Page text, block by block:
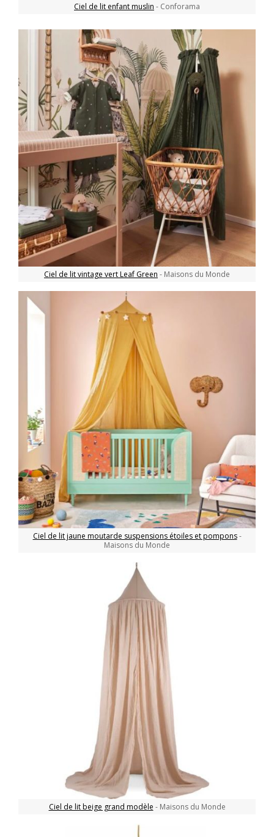
Ciel de lit enfant muslin - Conforama
Ciel de lit vintage vert Leaf Green - Maisons du Monde
Ciel de lit jaune moutarde suspensions étoiles et pompons-
Maisons du Monde
Ciel de lit beige grand modèle - Maisons du Monde